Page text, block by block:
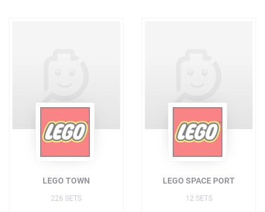
LEGO TOWN
226 SETS
LEGO SPACE PORT
12 SETS